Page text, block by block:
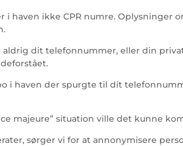
i haven ikke CPR numre. Oplysninger
aldrig dit telefonnummer, eller din
i haven der spurgte til dit
majeure” situation ville det kunne
sørger vi for at annonymisere